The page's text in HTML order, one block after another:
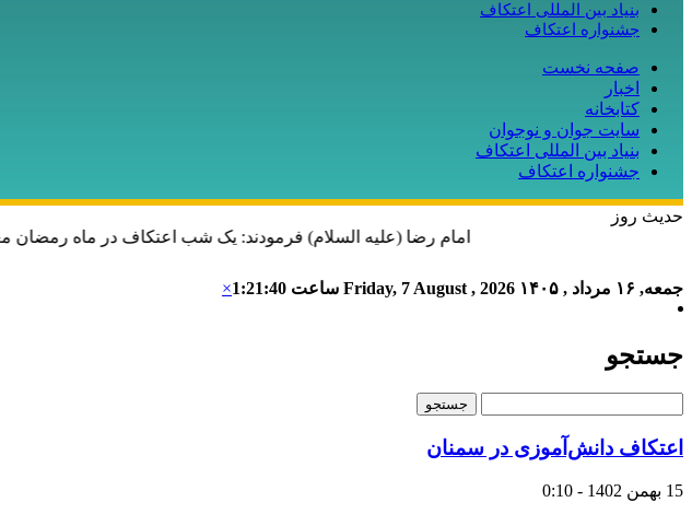
بنیاد بین المللی اعتکاف
جشنواره اعتکاف
صفحه نخست
اخبار
کتابخانه
سایت جوان و نوجوان
بنیاد بین المللی اعتکاف
جشنواره اعتکاف
حدیث روز
امام رضا (علیه السلام) فرمودند: یک شب اعتکاف در ماه رمضان
جمعه, ۱۶ مرداد , ۱۴۰۵ Friday, 7 August , 2026 ساعت 1:21:40
×
جستجو
اعتکاف دانش‌آموزی در سمنان
15 بهمن 1402 - 0:10